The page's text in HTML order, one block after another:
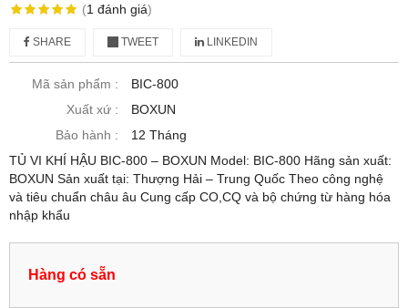
(1 đánh giá)
SHARE TWEET LINKEDIN
Mã sản phẩm :
BIC-800
Xuất xứ :
BOXUN
Bảo hành :
12 Tháng
TỦ VI KHÍ HẬU BIC-800 – BOXUN Model: BIC-800 Hãng sản xuất:
BOXUN Sản xuất tại: Thượng Hải – Trung Quốc Theo công nghệ
và tiêu chuẩn châu âu Cung cấp CO,CQ và bộ chứng từ hàng hóa
nhập khẩu
Hàng có sẵn